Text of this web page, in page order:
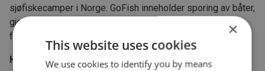
sjøfiskecamper i Norge. GoFish inneholder sporing av båter,
gjesteregister, booking, fangstregistrering og
fangstrapportering.
Hva er formålet med GoFish?
×
This website uses cookies
We use cookies to identify you by means